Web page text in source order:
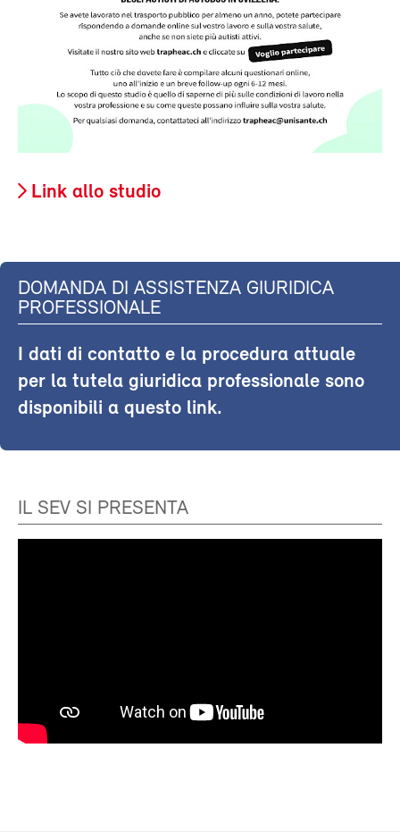
Link allo studio
DOMANDA DI ASSISTENZA GIURIDICA
PROFESSIONALE
I dati di contatto e la procedura attuale
per la tutela giuridica professionale sono
disponibili a questo link.
IL SEV SI PRESENTA